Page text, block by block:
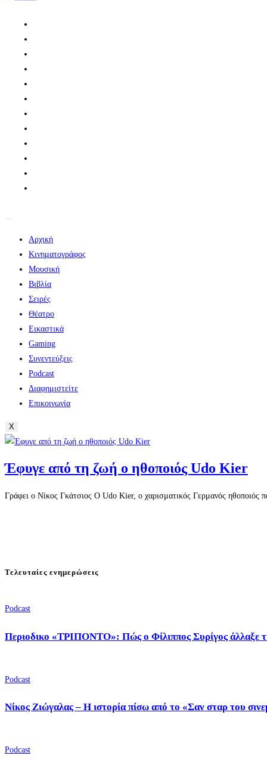
Αρχική
Κινηματογράφος
Μουσική
Βιβλία
Σειρές
Θέατρο
Εικαστικά
Gaming
Συνεντεύξεις
Podcast
Διαφημιστείτε
Επικοινωνία
X
Έφυγε από τη ζωή ο ηθοποιός Udo Kier
Γράφει ο Νίκος Γκάτσιος Ο Udo Kier, ο χαρισματικός Γερμανός ηθοποιός
Τελευταίες ενημερώσεις
Podcast
Περιοδικο «ΤΡΙΠΟΝΤΟ»: Πώς ο Φίλιππος Συρίγος άλλαξε
Podcast
Νίκος Ζιώγαλας – Η ιστορία πίσω από το «Σαν σταρ του
Podcast